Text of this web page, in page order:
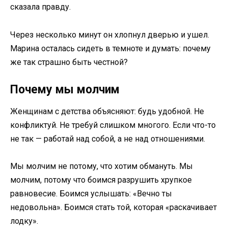
сказала правду.
Через несколько минут он хлопнул дверью и ушел.
Марина осталась сидеть в темноте и думать: почему
же так страшно быть честной?
Почему мы молчим
Женщинам с детства объясняют: будь удобной. Не
конфликтуй. Не требуй слишком многого. Если что-то
не так — работай над собой, а не над отношениями.
Мы молчим не потому, что хотим обмануть. Мы
молчим, потому что боимся разрушить хрупкое
равновесие. Боимся услышать: «Вечно ты
недовольна». Боимся стать той, которая «раскачивает
лодку».